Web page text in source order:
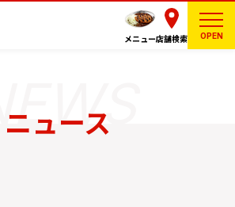
メニュー店舗検索 OPEN
ニュース